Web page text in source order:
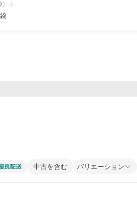
：
中古を含む バリエーション